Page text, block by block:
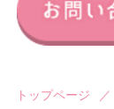
トップページ ／